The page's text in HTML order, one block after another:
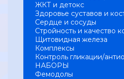
ЖКТ и детокс
Здоровье суставов и
Сердце и сосуды
Стройность и качество
Щитовидная железа
Комплексы
Контроль гликации/
НАБОРЫ
Фемодолы